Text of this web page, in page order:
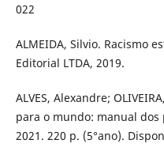
022
ALMEIDA, Silvio. Racismo
Editorial LTDA, 2019.
ALVES, Alexandre;
para o mundo: manual dos
2021. 220 p. (5°ano).